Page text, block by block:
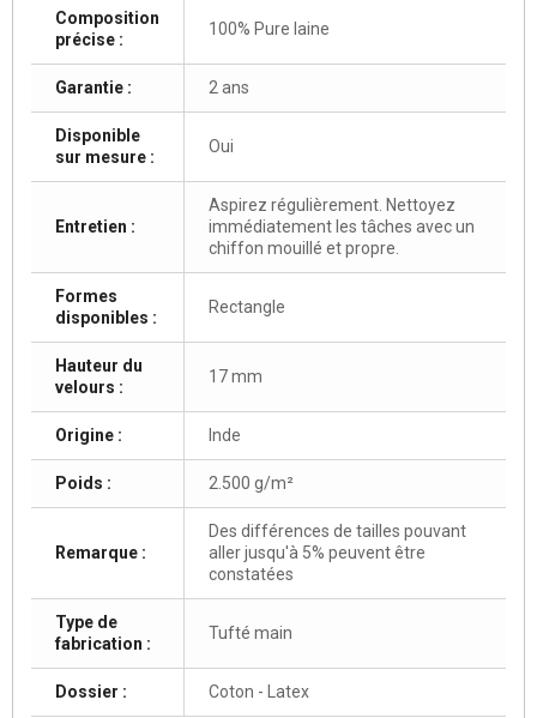
Composition
précise :
100% Pure laine
Garantie : 2 ans
Disponible
sur mesure :
Oui
Entretien :
Aspirez régulièrement. Nettoyez
immédiatement les tâches avec un
chiffon mouillé et propre.
Formes
disponibles :
Rectangle
Hauteur du
velours :
17 mm
Origine : Inde
Poids : 2.500 g/m²
Remarque :
Des différences de tailles pouvant
aller jusqu'à 5% peuvent être
constatées
Type de
fabrication :
Tufté main
Dossier : Coton - Latex